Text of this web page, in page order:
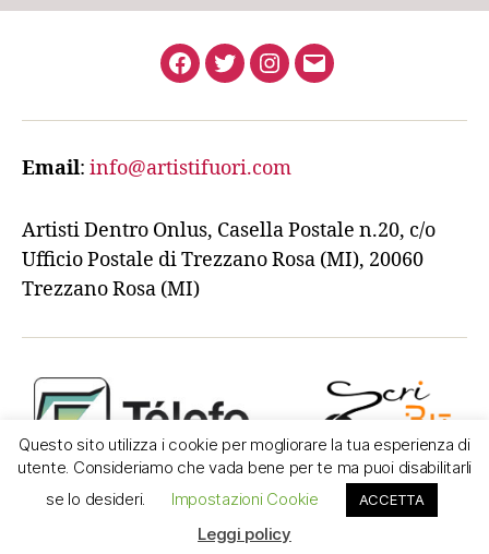
Facebook
TwitterInstagram
Email
Email: info@artistifuori.com
Artisti Dentro Onlus, Casella Postale n.20, c/o
Ufficio Postale di Trezzano Rosa (MI), 20060
Trezzano Rosa (MI)
Questo sito utilizza i cookie per mogliorare la tua esperienza di
utente. Consideriamo che vada bene per te ma puoi disabilitarli
se lo desideri.
Impostazioni Cookie ACCETTA
Leggi policy